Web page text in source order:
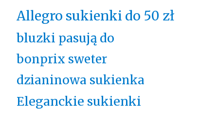
Allegro sukienki do 50 zł
bluzki pasują do
bonprix sweter
dzianinowa sukienka
Eleganckie sukienki